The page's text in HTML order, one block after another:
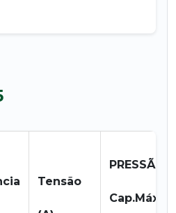
Tensão
PRESSÃO
Cap.Máx.